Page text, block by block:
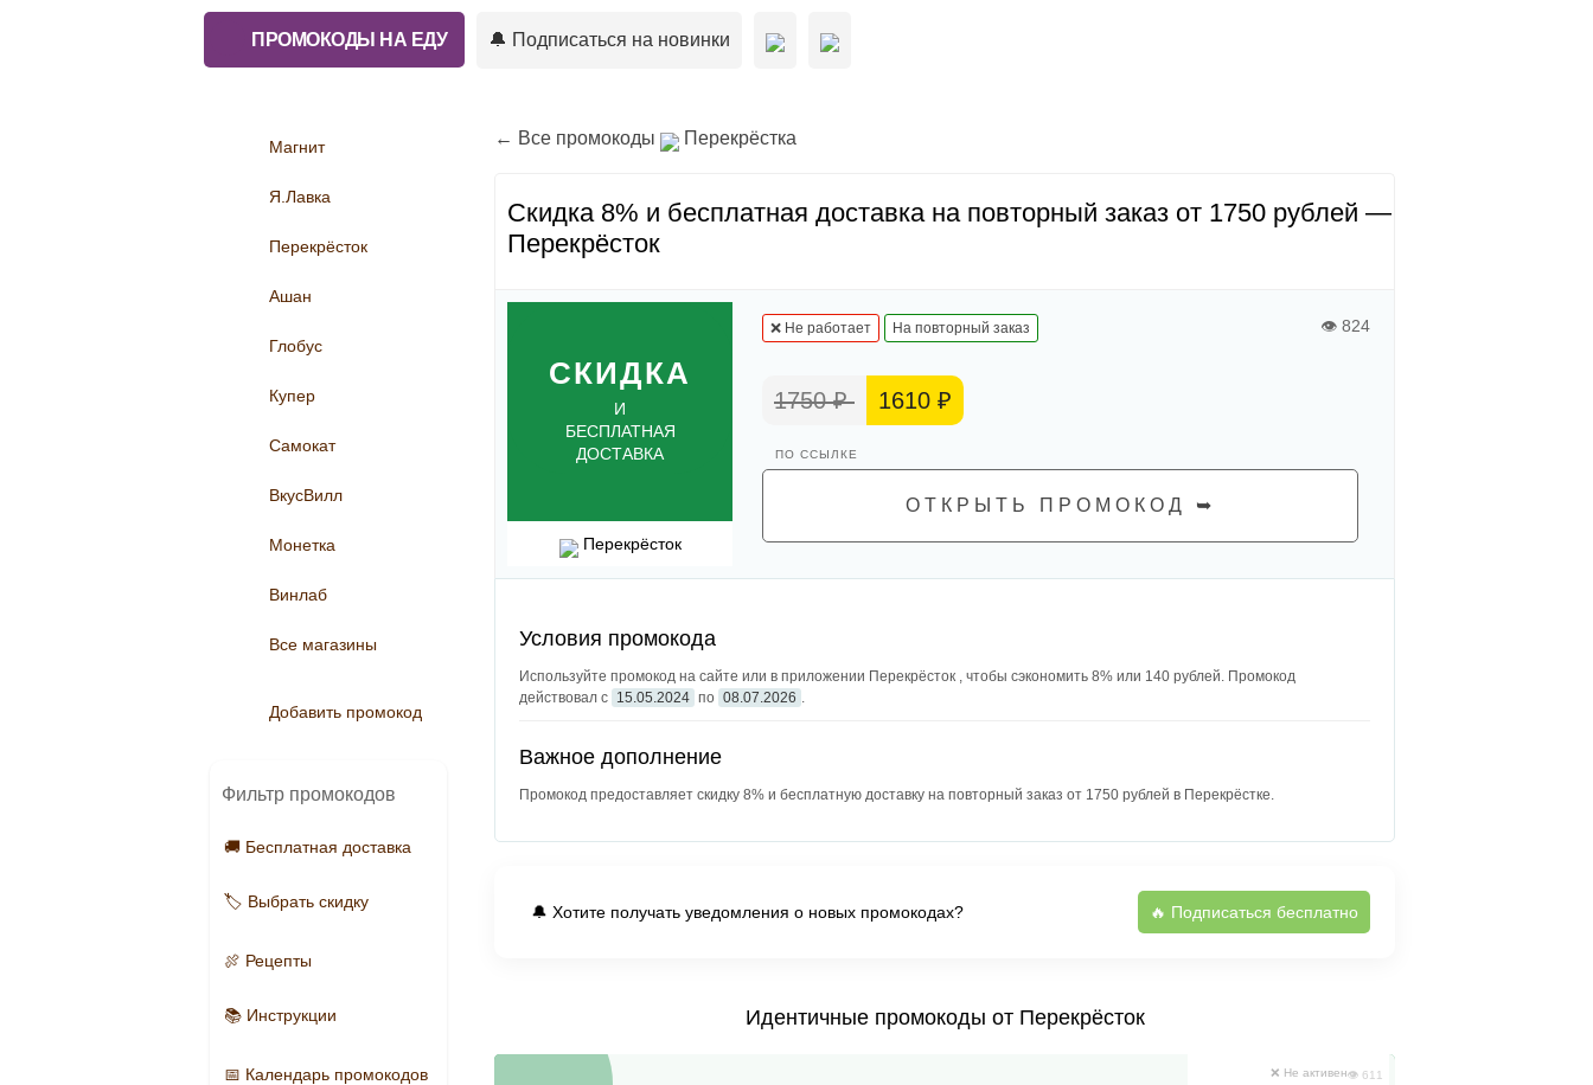
ПРОМОКОДЫ НА ЕДУ 🔔 Подписаться на новинки
Магнит
Я.Лавка
Перекрёсток
Ашан
Глобус
Купер
Самокат
ВкусВилл
Монетка
Винлаб
Все магазины
Добавить промокод
Фильтр промокодов
🚚 Бесплатная доставка
🏷️ Выбрать скидку
🍖 Рецепты
📚 Инструкции
📅 Календарь промокодов
← Все промокоды Перекрёстка
Скидка 8% и бесплатная доставка на повторный заказ от 1750 рублей —
Перекрëсток
👁 824
СКИДКА
И
БЕСПЛАТНАЯ
ДОСТАВКА
Перекрёсток
❌ Не работает На повторный заказ
1750 ₽ 1610 ₽
ОТКРЫТЬ ПРОМОКОД ➥
Условия промокода
Используйте промокод на сайте или в приложении Перекрёсток , чтобы сэкономить 8% или 140 рублей. Промокод
действовал с 15.05.2024 по 08.07.2026 .
Важное дополнение
Промокод предоставляет скидку 8% и бесплатную доставку на повторный заказ от 1750 рублей в Перекрëстке.
🔔 Хотите получать уведомления о новых промокодах? 🔥 Подписаться бесплатно
Идентичные промокоды от Перекрёсток
❌ Не активен👁 611